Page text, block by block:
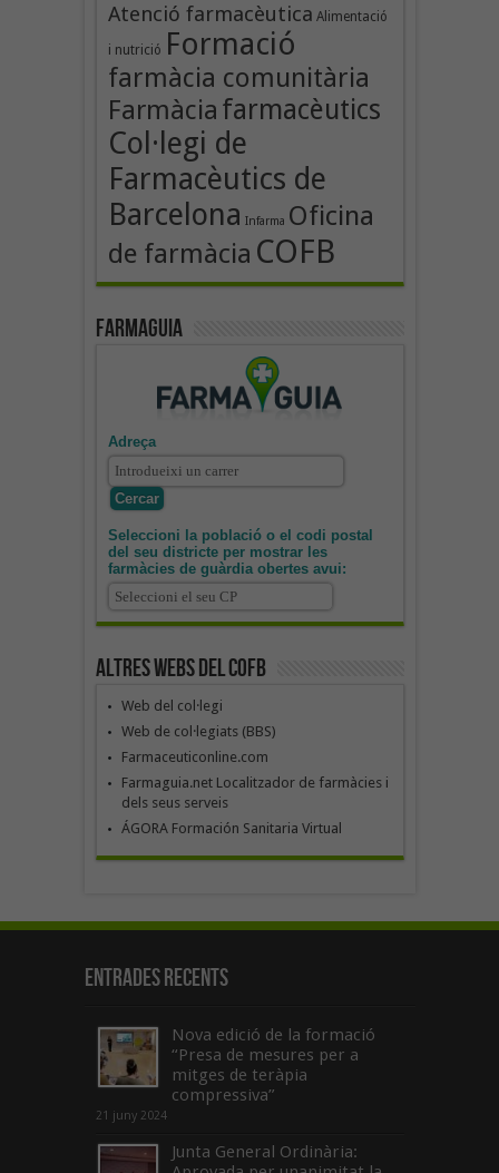
Atenció farmacèutica Alimentació
i nutrició Formació
farmàcia comunitària
Farmàcia farmacèutics
Col·legi de
Farmacèutics de
Barcelona Infarma Oficina
de farmàcia COFB
Farmaguia
Adreça
Seleccioni la població o el codi postal
del seu districte per mostrar les
farmàcies de guàrdia obertes avui:
Altres webs del COFB
Web del col·legi
Web de col·legiats (BBS)
Farmaceuticonline.com
Farmaguia.net Localitzador de farmàcies i
dels seus serveis
ÁGORA Formación Sanitaria Virtual
Entrades recents
Nova edició de la formació
“Presa de mesures per a
mitges de teràpia
compressiva”
21 juny 2024
Junta General Ordinària: